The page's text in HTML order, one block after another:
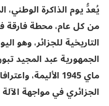
يُعدُّ يوم الذاكرة
من كل عام، محطة فارقة
التاريخية للجزائر، وهو
ماي 1945
الجزائري في مواجهة